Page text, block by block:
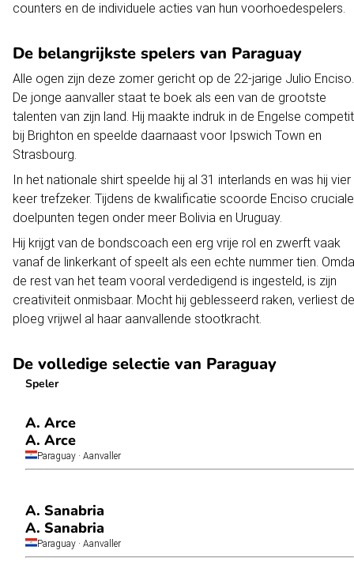
counters en de individuele acties van hun voorhoedespelers.
De belangrijkste spelers van Paraguay
Alle ogen zijn deze zomer gericht op de 22-jarige Julio Enciso.
De jonge aanvaller staat te boek als een van de grootste
talenten van zijn land. Hij maakte indruk in de Engelse
bij Brighton en speelde daarnaast voor Ipswich Town en
Strasbourg.
In het nationale shirt speelde hij al 31 interlands en was hij vier
keer trefzeker. Tijdens de kwalificatie scoorde Enciso cruciale
doelpunten tegen onder meer Bolivia en Uruguay.
Hij krijgt van de bondscoach een erg vrije rol en zwerft vaak
vanaf de linkerkant of speelt als een echte nummer tien.
de rest van het team vooral verdedigend is ingesteld, is zijn
creativiteit onmisbaar. Mocht hij geblesseerd raken, verliest de
ploeg vrijwel al haar aanvallende stootkracht.
De volledige selectie van Paraguay
Speler
A. Arce
A. Arce
Paraguay · Aanvaller
A. Sanabria
A. Sanabria
Paraguay · Aanvaller